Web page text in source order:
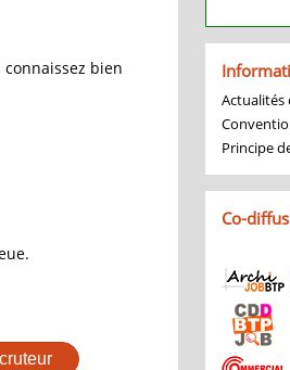
connaissez bien
Actualités
Principe
Co-